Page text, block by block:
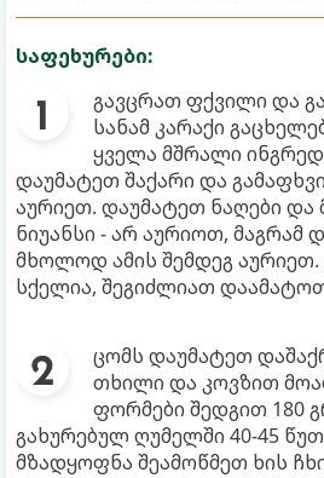
საფეხურები:
გავცრათ ფქვილი და
სანამ კარაქი
ყველა მშრალი
დაუმატეთ შაქარი და
აურიეთ. დაუმატეთ ნაღები და
ნიუანსი - არ აურიოთ, მაგრამ
მხოლოდ ამის შემდეგ
სქელია, შეგიძლიათ
ცომს დაუმატეთ
თხილი და კოვზით
ფორმები შედგით 180
გახურებულ ღუმელში 40-45
მზადყოფნა შეამოწმეთ ხის